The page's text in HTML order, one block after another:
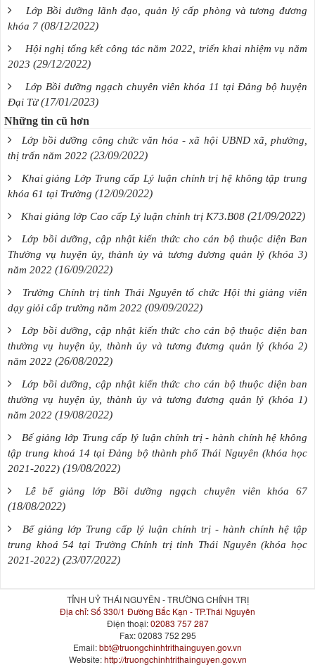
Lớp Bồi dưỡng lãnh đạo, quản lý cấp phòng và tương đương
khóa 7 (08/12/2022)
Hội nghị tổng kết công tác năm 2022, triển khai nhiệm vụ năm
2023 (29/12/2022)
Lớp Bồi dưỡng ngạch chuyên viên khóa 11 tại Đảng bộ huyện
Đại Từ (17/01/2023)
Những tin cũ hơn
Lớp bồi dưỡng công chức văn hóa - xã hội UBND xã, phường,
thị trấn năm 2022 (23/09/2022)
Khai giảng Lớp Trung cấp Lý luận chính trị hệ không tập trung
khóa 61 tại Trường (12/09/2022)
Khai giảng lớp Cao cấp Lý luận chính trị K73.B08 (21/09/2022)
Lớp bồi dưỡng, cập nhật kiến thức cho cán bộ thuộc diện Ban
Thường vụ huyện ủy, thành ủy và tương đương quản lý (khóa 3)
năm 2022 (16/09/2022)
Trường Chính trị tỉnh Thái Nguyên tổ chức Hội thi giảng viên
dạy giỏi cấp trường năm 2022 (09/09/2022)
Lớp bồi dưỡng, cập nhật kiến thức cho cán bộ thuộc diện ban
thường vụ huyện ủy, thành ủy và tương đương quản lý (khóa 2)
năm 2022 (26/08/2022)
Lớp bồi dưỡng, cập nhật kiến thức cho cán bộ thuộc diện ban
thường vụ huyện ủy, thành ủy và tương đương quản lý (khóa 1)
năm 2022 (19/08/2022)
Bế giảng lớp Trung cấp lý luận chính trị - hành chính hệ không
tập trung khoá 14 tại Đảng bộ thành phố Thái Nguyên (khóa học
2021-2022) (19/08/2022)
Lễ bế giảng lớp Bồi dưỡng ngạch chuyên viên khóa 67
(18/08/2022)
Bế giảng lớp Trung cấp lý luận chính trị - hành chính hệ tập
trung khoá 54 tại Trường Chính trị tỉnh Thái Nguyên (khóa học
2021-2022) (23/07/2022)
TỈNH UỶ THÁI NGUYÊN - TRƯỜNG CHÍNH TRỊ
Địa chỉ:Số 330/1 Đường Bắc Kạn - TP.Thái Nguyên
Điện thoại:02083 757 287
Fax:02083 752 295
Email:bbt@truongchinhtrithainguyen.gov.vn
Website:http://truongchinhtrithainguyen.gov.vn